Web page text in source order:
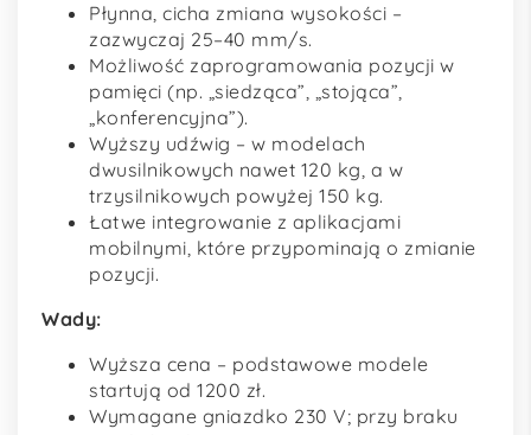
Płynna, cicha zmiana wysokości –
zazwyczaj 25–40 mm/s.
Możliwość zaprogramowania pozycji w
pamięci (np. „siedząca”, „stojąca”,
„konferencyjna”).
Wyższy udźwig – w modelach
dwusilnikowych nawet 120 kg, a w
trzysilnikowych powyżej 150 kg.
Łatwe integrowanie z aplikacjami
mobilnymi, które przypominają o zmianie
pozycji.
Wady:
Wyższa cena – podstawowe modele
startują od 1200 zł.
Wymagane gniazdko 230 V; przy braku